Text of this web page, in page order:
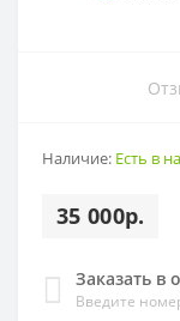
Наличие: Есть в
35 000р.
Заказать в
Введите